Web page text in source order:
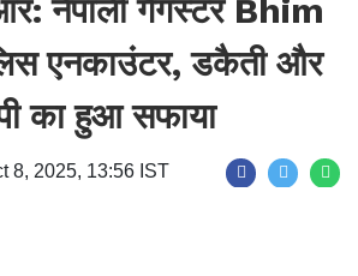
नेपाली गैंगस्टर Bhim
एनकाउंटर, डकैती और
का हुआ सफाया
8, 2025, 13:56 IST